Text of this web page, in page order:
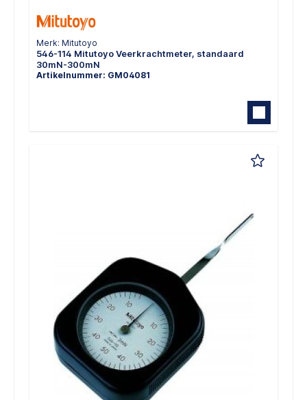
Merk: Mitutoyo
546-114 Mitutoyo Veerkrachtmeter, standaard
30mN-300mN
Artikelnummer: GM04081